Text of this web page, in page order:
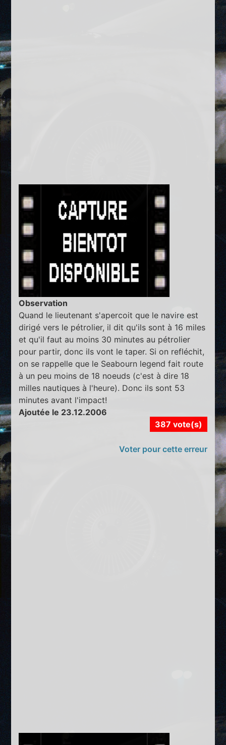
Observation
Quand le lieutenant s'apercoit que le navire est
dirigé vers le pétrolier, il dit qu'ils sont à 16 miles
et qu'il faut au moins 30 minutes au pétrolier
pour partir, donc ils vont le taper. Si on refléchit,
on se rappelle que le Seabourn legend fait route
à un peu moins de 18 noeuds (c'est à dire 18
milles nautiques à l'heure). Donc ils sont 53
minutes avant l'impact!
Ajoutée le 23.12.2006
387 vote(s)
Voter pour cette erreur